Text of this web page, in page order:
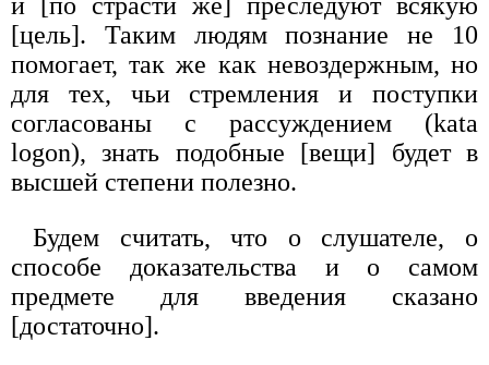
[цель]. Таким людям познание не 10
помогает, так же как невоздержным, но
для тех, чьи стремления и поступки
согласованы с рассуждением (kata
logon), знать подобные [вещи] будет в
высшей степени полезно.
Будем считать, что о слушателе, о
способе доказательства и о самом
предмете для введения сказано
[достаточно].